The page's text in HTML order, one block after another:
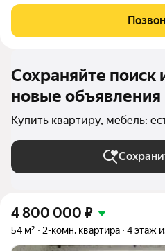
панельного дома. -Большая
-Планировка изолированная,
Сохраняйте поиск
новые объявления
Купить квартиру, мебель:
4 800 000 ₽
54 м² 2-комн. квартира 4 этаж